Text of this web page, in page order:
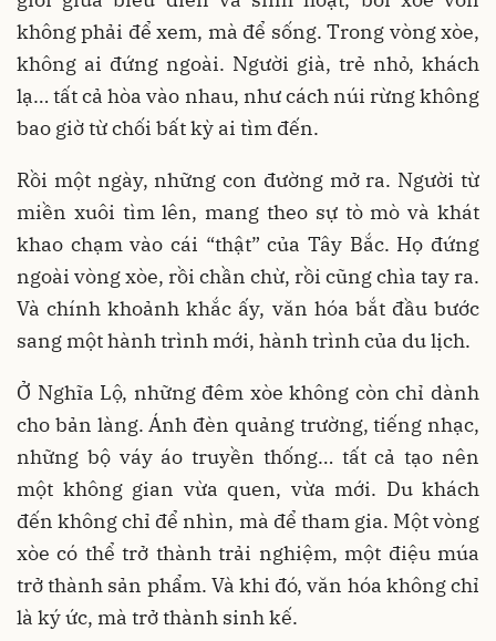
không phải để xem, mà để sống. Trong vòng xòe,
không ai đứng ngoài. Người già, trẻ nhỏ, khách
lạ… tất cả hòa vào nhau, như cách núi rừng không
bao giờ từ chối bất kỳ ai tìm đến.
Rồi một ngày, những con đường mở ra. Người từ
miền xuôi tìm lên, mang theo sự tò mò và khát
khao chạm vào cái “thật” của Tây Bắc. Họ đứng
ngoài vòng xòe, rồi chần chừ, rồi cũng chìa tay ra.
Và chính khoảnh khắc ấy, văn hóa bắt đầu bước
sang một hành trình mới, hành trình của du lịch.
Ở Nghĩa Lộ, những đêm xòe không còn chỉ dành
cho bản làng. Ánh đèn quảng trường, tiếng nhạc,
những bộ váy áo truyền thống… tất cả tạo nên
một không gian vừa quen, vừa mới. Du khách
đến không chỉ để nhìn, mà để tham gia. Một vòng
xòe có thể trở thành trải nghiệm, một điệu múa
trở thành sản phẩm. Và khi đó, văn hóa không chỉ
là ký ức, mà trở thành sinh kế.